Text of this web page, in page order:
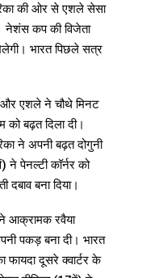
की ओर से एशले सेसा
नेशंस कप की विजेता
भारत पिछले सत्र
एशले ने चौथे मिनट
को बढ़त दिला दी।
ने अपनी बढ़त दोगुनी
पेनल्टी कॉर्नर को
बना दिया।
आक्रामक रवैया
पकड़ बना दी। भारत
दूसरे क्वार्टर के